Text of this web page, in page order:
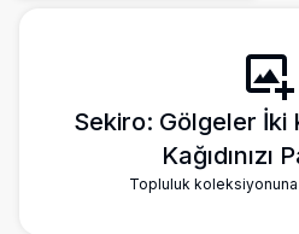
Sekiro: Gölgeler İki
Kağıdınızı
Topluluk koleksiyonuna